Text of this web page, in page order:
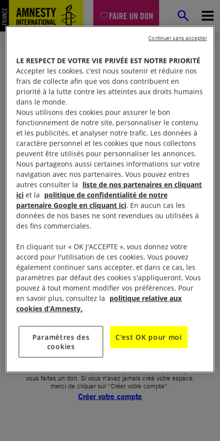
FAIRE UN DON
Mon espace
Connexion
Votre adresse email (obligatoire)
Mot de passe oublié ?
Un problème de connexion ?
Première connexion ?
La création de votre espace n’est pas automatique lorsque
vous faites un don. Si vous n’avez jamais créé votre espace,
merci de cliquer sur “Créer votre compte”.
Créer votre compte
LE RESPECT DE VOTRE VIE PRIVÉE EST NOTRE PRIORITÉ
Accepter les cookies, c'est nous soutenir et réduire nos
frais de collecte afin que vos dons contribuent en
priorité à la lutte contre les atteintes aux droits humains
dans le monde.
Nous utilisons des cookies pour assurer le bon
fonctionnement de notre site, personnaliser le contenu
et les publicités, et analyser notre trafic. Les données à
caractère personnel et les cookies que nous collectons
peuvent être utilisés pour personnaliser les annonces.
Nous partageons aussi certaines informations sur votre
navigation avec nos partenaires. Vous pouvez entres
autres consulter la liste de nos partenaires en cliquant
ici et la politique de confidentialité de notre
partenaire Google en cliquant ici. En aucun cas les
données de nos bases ne sont revendues ou utilisées à
des fins commerciales.
En cliquant sur « OK J'ACCEPTE », vous donnez votre
accord pour l'utilisation de ces cookies. Vous pouvez
également continuer sans accepter, et dans ce cas, les
paramètres par défaut des cookies s'appliqueront. Vous
pouvez à tout moment modifier vos préférences. Pour
en savoir plus, consultez la politique relative aux
cookies d’Amnesty.
Paramètres des
cookies
C'est OK pour moi
Continuer sans accepter